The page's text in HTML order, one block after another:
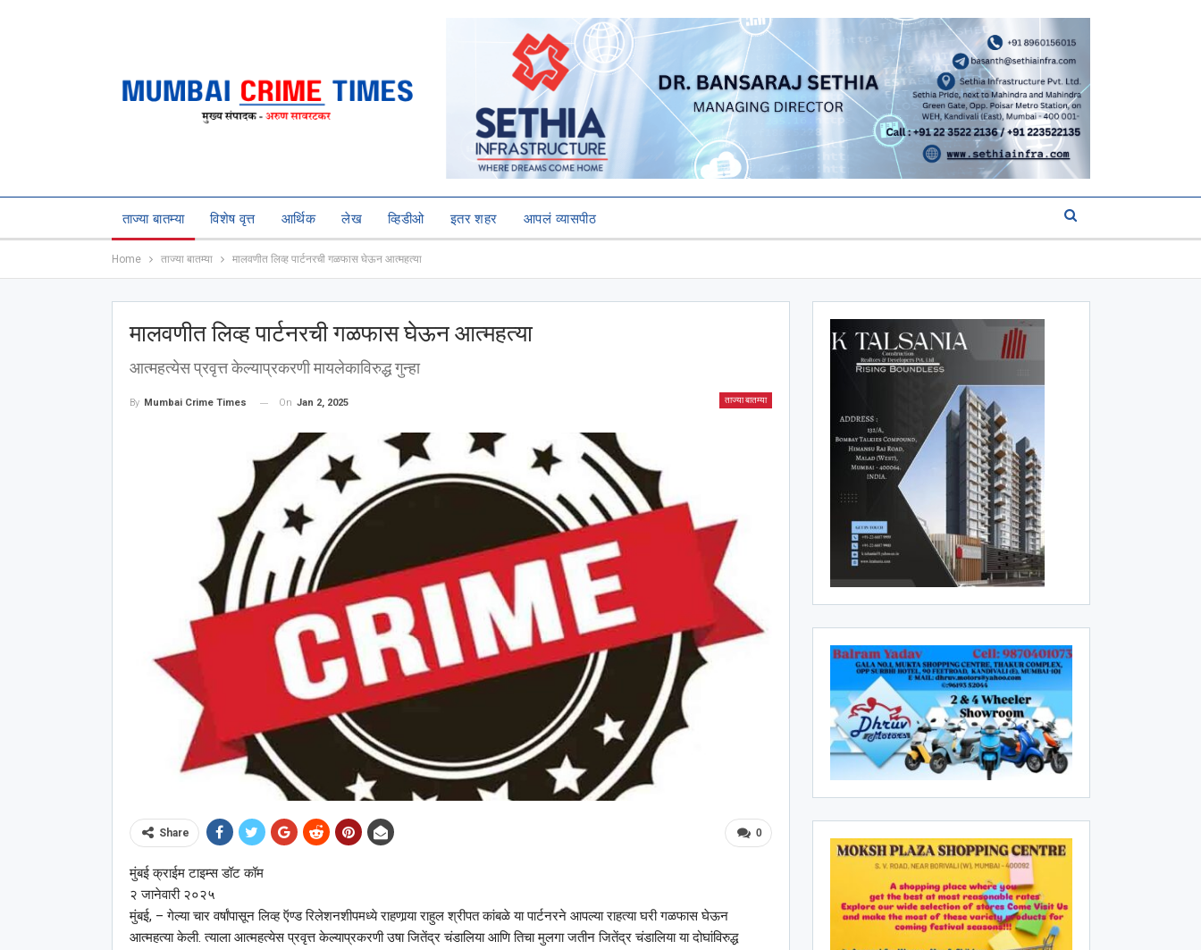
ताज्या बातम्या विशेष वृत्त आर्थिक लेख व्हिडीओ इतर शहर आपलं व्यासपीठ
Home ताज्या बातम्या मालवणीत लिव्ह पार्टनरची गळफास घेऊन आत्महत्या
मालवणीत लिव्ह पार्टनरची गळफास घेऊन आत्महत्या
आत्महत्येस प्रवृत्त केल्याप्रकरणी मायलेकाविरुद्ध गुन्हा
ताज्या बातम्या
By Mumbai Crime Times On Jan 2, 2025
0
Share
मुंबई क्राईम टाइम्स डॉट कॉम
२ जानेवारी २०२५
मुंबई, – गेल्या चार वर्षांपासून लिव्ह ऍण्ड रिलेशनशीपमध्ये राहणार्‍या राहुल श्रीपत कांबळे या पार्टनरने आपल्या राहत्या घरी गळफास घेऊन
आत्महत्या केली. त्याला आत्महत्येस प्रवृत्त केल्याप्रकरणी उषा जितेंद्र चंडालिया आणि तिचा मुलगा जतीन जितेंद्र चंडालिया या दोघांविरुद्ध